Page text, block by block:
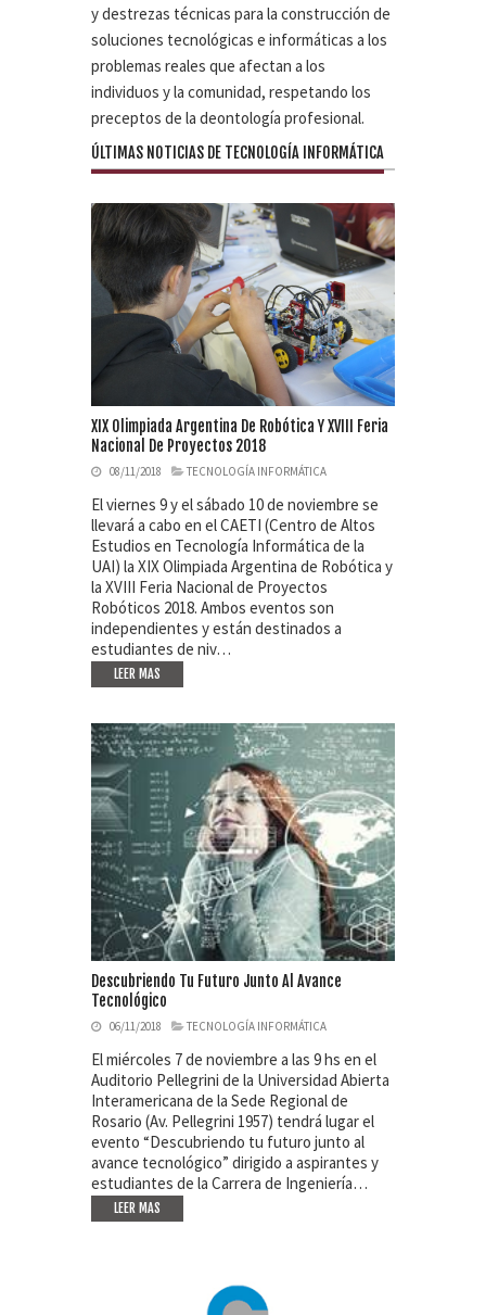
y destrezas técnicas para la construcción de
soluciones tecnológicas e informáticas a los
problemas reales que afectan a los
individuos y la comunidad, respetando los
preceptos de la deontología profesional.
ÚLTIMAS NOTICIAS DE TECNOLOGÍA INFORMÁTICA
XIX Olimpiada Argentina De Robótica Y XVIII Feria
Nacional De Proyectos 2018
08/11/2018 TECNOLOGÍA INFORMÁTICA
El viernes 9 y el sábado 10 de noviembre se
llevará a cabo en el CAETI (Centro de Altos
Estudios en Tecnología Informática de la
UAI) la XIX Olimpiada Argentina de Robótica y
la XVIII Feria Nacional de Proyectos
Robóticos 2018. Ambos eventos son
independientes y están destinados a
estudiantes de niv…
LEER MAS
Descubriendo Tu Futuro Junto Al Avance
Tecnológico
06/11/2018 TECNOLOGÍA INFORMÁTICA
El miércoles 7 de noviembre a las 9 hs en el
Auditorio Pellegrini de la Universidad Abierta
Interamericana de la Sede Regional de
Rosario (Av. Pellegrini 1957) tendrá lugar el
evento “Descubriendo tu futuro junto al
avance tecnológico” dirigido a aspirantes y
estudiantes de la Carrera de Ingeniería…
LEER MAS